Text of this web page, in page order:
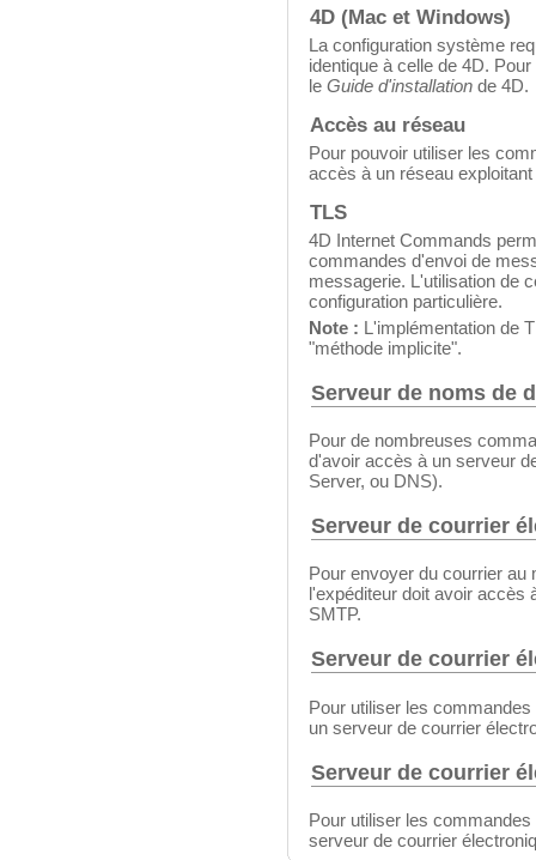
4D (Mac et Windows)
La configuration système
identique à celle de 4D.
le Guide d'installation de 4D.
Accès au réseau
Pour pouvoir utiliser les
accès à un réseau
TLS
4D Internet Commands
commandes d'envoi de
messagerie. L'utilisation de
configuration particulière.
Note : L'implémentation de
"méthode implicite".
Serveur de noms de
Pour de nombreuses
d'avoir accès à un serveur
Server, ou DNS).
Serveur de courrier
Pour envoyer du courrier
l'expéditeur doit avoir accès
SMTP.
Serveur de courrier
Pour utiliser les
un serveur de courrier
Serveur de courrier
Pour utiliser les
serveur de courrier